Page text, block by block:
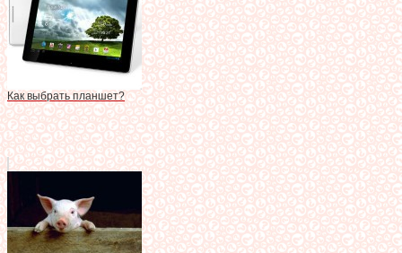
Как выбрать планшет?